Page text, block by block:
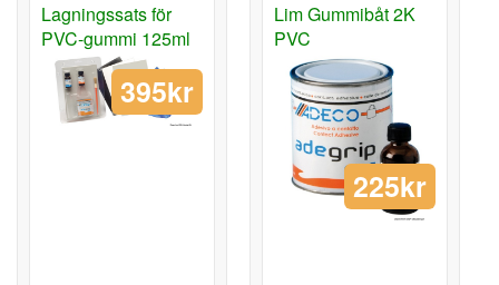
Lagningssats för
PVC-gummi 125ml
395kr
Lim Gummibåt 2K
PVC
225kr